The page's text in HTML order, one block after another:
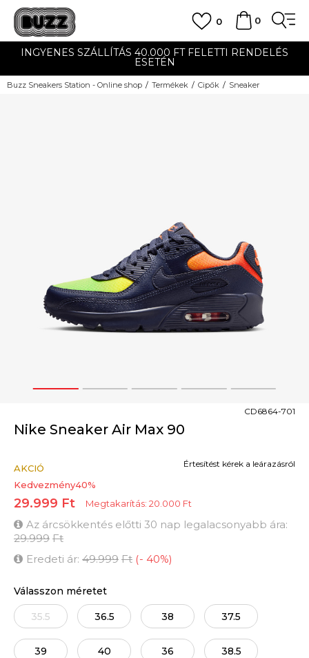
0
0
INGYENES SZÁLLÍTÁS 40.000 FT FELETTI RENDELÉS
ESETÉN
Buzz Sneakers Station - Online shop Termékek Cipők Sneaker
1 2 3 4 5
Nike Sneaker Air Max 90
CD6864-701
AKCIÓ
Kedvezmény40%
29.999 Ft Megtakarítás: 20.000 Ft
Az árcsökkentés előtti 30 nap legalacsonyabb ára:
29.999 Ft
Eredeti ár: 49.999 Ft (- 40%)
Értesítést kérek a leárazásról
Válasszon méretet
35.5 36.5 38 37.5
39 40 36 38.5